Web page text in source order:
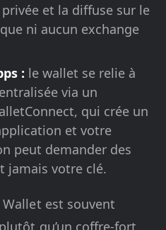
et la diffuse sur le
ni aucun exchange
: le wallet se relie à
via un
qui crée un
et votre
peut demander des
jamais votre clé.
Wallet est souvent
qu’un coffre-fort.